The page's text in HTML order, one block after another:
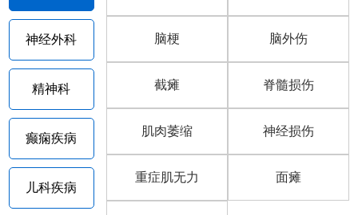
神经外科
精神科
癫痫疾病
儿科疾病
脑梗 脑外伤
截瘫 脊髓损伤
肌肉萎缩 神经损伤
重症肌无力 面瘫